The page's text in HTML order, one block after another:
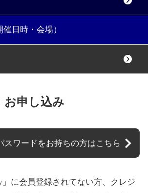
日時・会場）
お申し込み
スワードをお持ちの方はこちら
」に会員登録されてない方、クレジ